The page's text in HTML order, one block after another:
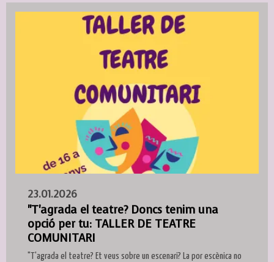
23.01.2026
"T'agrada el teatre? Doncs tenim una
opció per tu: TALLER DE TEATRE
COMUNITARI
"T'agrada el teatre? Et veus sobre un escenari? La por escènica no